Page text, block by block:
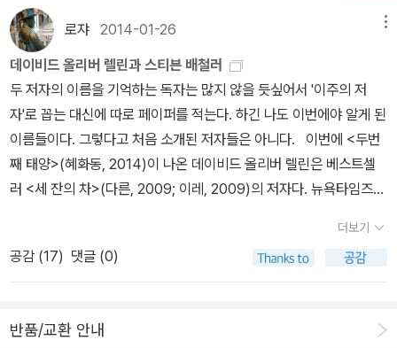
로쟈 2014-01-26
데이비드 올리버 렐린과 스티븐 배철러
두 저자의 이름을 기억하는 독자는 많지 않을 듯싶어서 '이주의 저
자'로 꼽는 대신에 따로 페이퍼를 적는다. 하긴 나도 이번에야 알게 된
이름들이다. 그렇다고 처음 소개된 저자들은 아니다. 이번에 <두번
째 태양>(혜화동, 2014)이 나온 데이비드 올리버 렐린은 베스트셀
러 <세 잔의 차>(다른, 2009; 이레, 2009)의 저자다. 뉴욕타임즈의
지 국내에선 두 곳에서 거의 동시에 책이 나왔다가 지금은 절판된 상
태다. 저작권에 문제가 있었던 게 아닌가 싶다. 여하튼 그래서 국내
에서는 존재감이 없는 저자가 됐는데, 미국식 베스트셀러를 어떻게
보다 감동이 핵심이다.'세상에서 가장 아름다운 수술'. 히말라야 백내
더보기
공감 (17) 댓글 (0)
반품/교환 안내